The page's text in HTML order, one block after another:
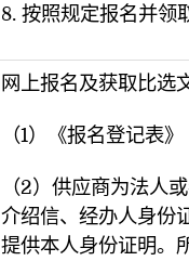
8. 按照规定报名并领
网上报名及获取比选
（1）《报名登记表》
（2）供应商为法人
介绍信、经办人身份
提供本人身份证明。